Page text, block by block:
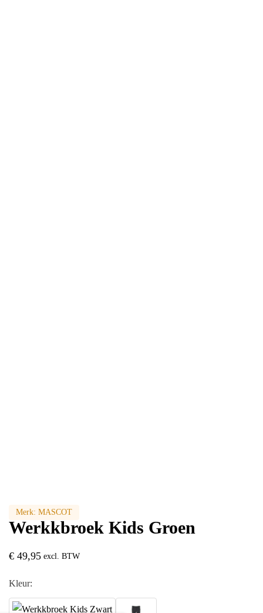
Merk: MASCOT
Werkkbroek Kids Groen
€ 49,95 excl. BTW
Kleur: